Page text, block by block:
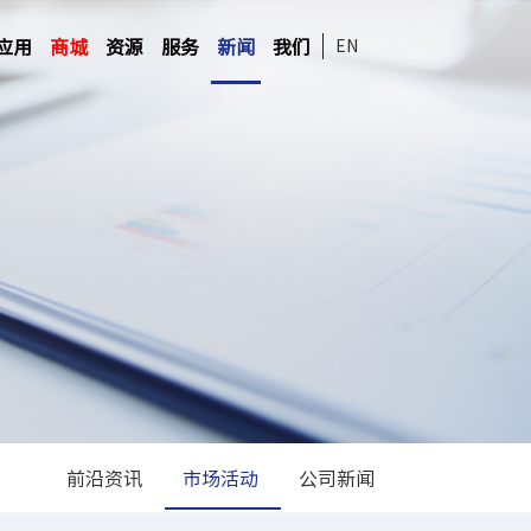
用 商城 资源 服务 新闻 我们 EN
前沿资讯 市场活动 公司新闻